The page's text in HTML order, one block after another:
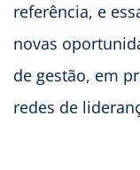
referência, e
novas
de gestão, em
redes de